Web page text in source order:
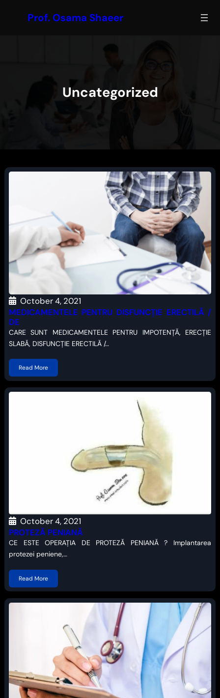
Prof. Osama Shaeer
Uncategorized
October 4, 2021
MEDICAMENTELE PENTRU DISFUNCȚIE ERECTILĂ /
DE
CARE SUNT MEDICAMENTELE PENTRU IMPOTENȚĂ, ERECȚIE
SLABĂ, DISFUNCȚIE ERECTILĂ /…
Read More
October 4, 2021
PROTEZĂ PENIANĂ
CE ESTE OPERAȚIA DE PROTEZĂ PENIANĂ ? Implantarea
protezei peniene,…
Read More